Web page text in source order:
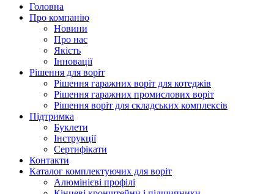
Головна
Про компанію
Новини
Про нас
Якість
Інновації
Рішення для воріт
Рішення гаражних воріт для котеджів
Рішення гаражних промислових воріт
Рішення воріт для складських комплексів
Підтримка
Буклети
Інструкції
Сертифікати
Контакти
Каталог комплектуючих для воріт
Алюмінієві профілі